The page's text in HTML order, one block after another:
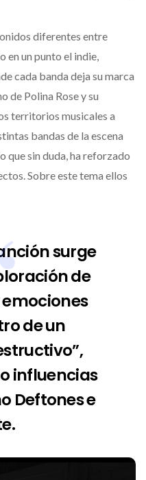
diferentes entre
en un punto el indie,
cada banda deja su marca
de Polina Rose y su
territorios musicales a
bandas de la escena
que sin duda, ha reforzado
Sobre este tema ellos
surge
de
emociones
de un
influencias
Deftones e